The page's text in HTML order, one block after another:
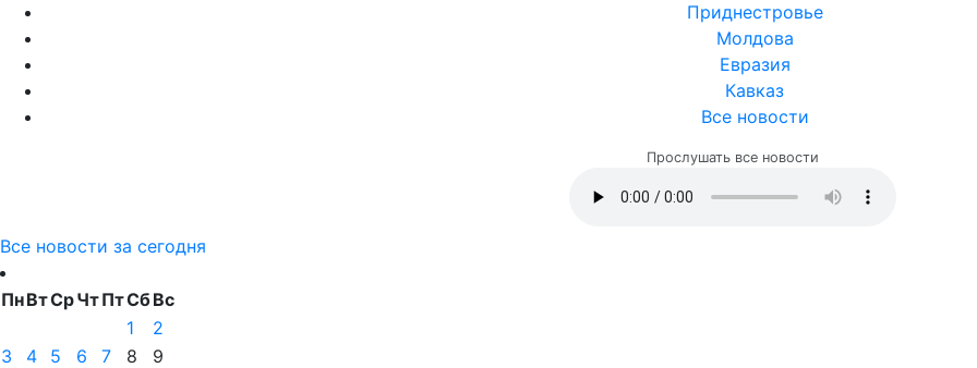
Приднестровье
Молдова
Евразия
Кавказ
Все новости
Прослушать все новости
Все новости за сегодня
ПнВтСрЧтПтСбВс
1
2
3
4 5 6 7 8 9